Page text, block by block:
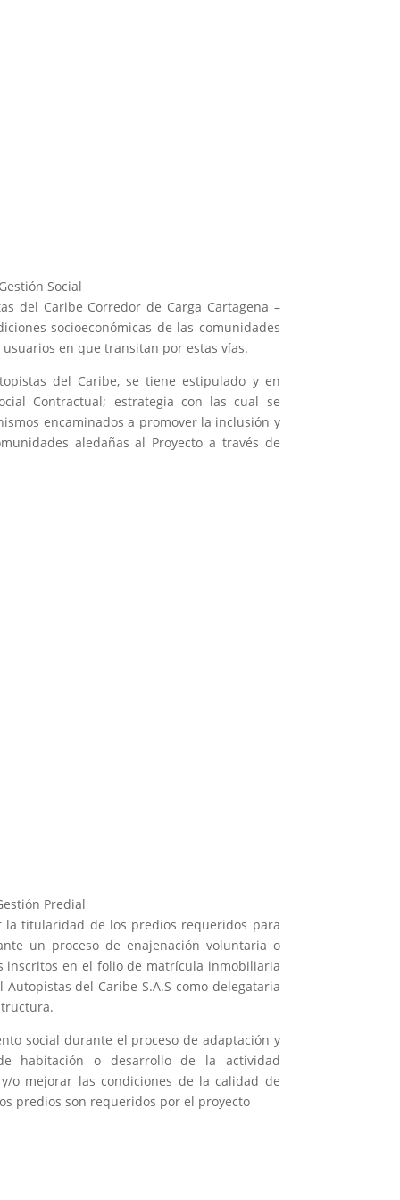
Social
del Caribe Corredor de Carga Cartagena –
socioeconómicas de las comunidades
en que transitan por estas vías.
del Caribe, se tiene estipulado y en
Contractual; estrategia con las cual se
encaminados a promover la inclusión y
aledañas al Proyecto a través de
Predial
la titularidad de los predios requeridos para
un proceso de enajenación voluntaria o
inscritos en el folio de matrícula inmobiliaria
del Caribe S.A.S como delegataria
social durante el proceso de adaptación y
habitación o desarrollo de la actividad
o mejorar las condiciones de la calidad de
predios son requeridos por el proyecto